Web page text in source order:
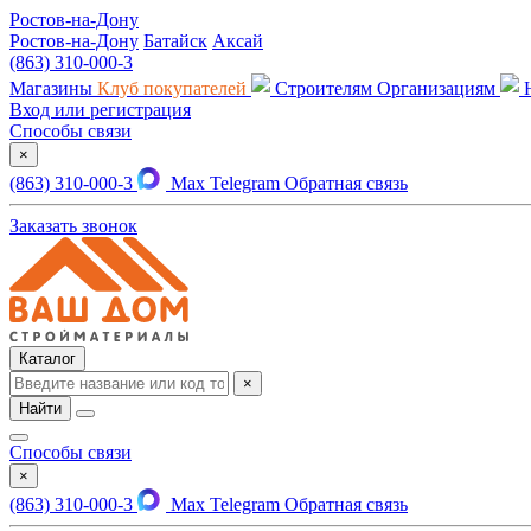
Ростов-на-Дону
Ростов-на-Дону Батайск Аксай
(863) 310-000-3
Магазины Клуб покупателей Строителям Организациям
Вход или регистрация
Способы связи
×
(863) 310-000-3 Max Telegram Обратная связь
Заказать звонок
Каталог
×
Найти
Способы связи
×
(863) 310-000-3 Max Telegram Обратная связь